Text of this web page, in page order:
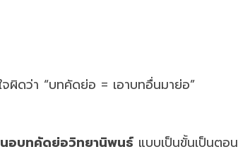
ผิดว่า “บทคัดย่อ = เอาบทอื่นมาย่อ”
นอบทคัดย่อวิทยานิพนธ์ แบบเป็นขั้นเป็นตอน